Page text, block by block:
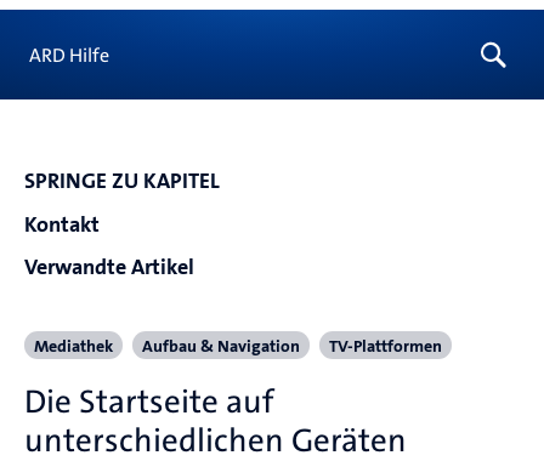
ARD Hilfe
SPRINGE ZU KAPITEL
Kontakt
Verwandte Artikel
Mediathek Aufbau & Navigation TV-Plattformen
Die Startseite auf
unterschiedlichen Geräten